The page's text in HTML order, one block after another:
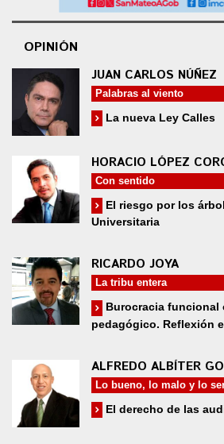
OPINIÓN
JUAN CARLOS NÚÑEZ
Palabras al viento
La nueva Ley Calles
HORACIO LÓPEZ
Con sentido
El riesgo por los
Universitaria
RICARDO JOYA
La tribu entera
Burocracia funcional
pedagógico. Reflexión
ALFREDO ALBÍTER
Lo bueno, lo malo y lo
El derecho de las